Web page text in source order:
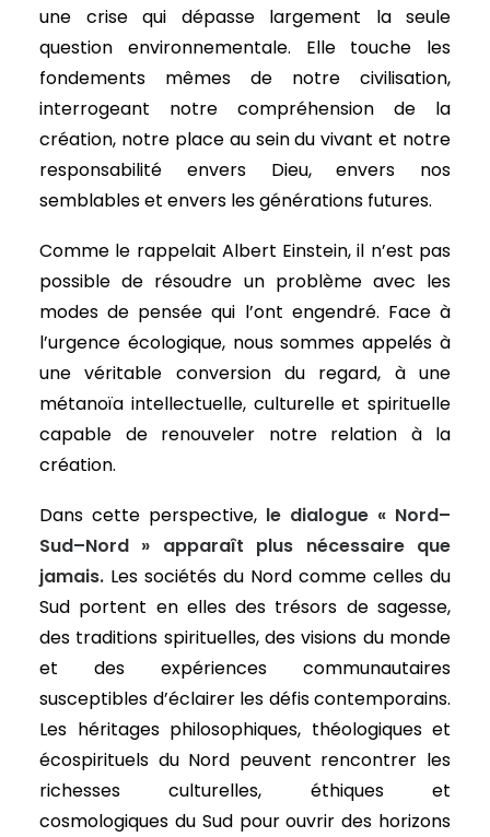
une crise qui dépasse largement la seule
question environnementale. Elle touche les
fondements mêmes de notre civilisation,
interrogeant notre compréhension de la
création, notre place au sein du vivant et notre
responsabilité envers Dieu, envers nos
semblables et envers les générations futures.
Comme le rappelait Albert Einstein, il n’est pas
possible de résoudre un problème avec les
modes de pensée qui l’ont engendré. Face à
l’urgence écologique, nous sommes appelés à
une véritable conversion du regard, à une
métanoïa intellectuelle, culturelle et spirituelle
capable de renouveler notre relation à la
création.
Dans cette perspective, le dialogue « Nord–
Sud–Nord » apparaît plus nécessaire que
jamais. Les sociétés du Nord comme celles du
Sud portent en elles des trésors de sagesse,
des traditions spirituelles, des visions du monde
et des expériences communautaires
susceptibles d’éclairer les défis contemporains.
Les héritages philosophiques, théologiques et
écospirituels du Nord peuvent rencontrer les
richesses culturelles, éthiques et
cosmologiques du Sud pour ouvrir des horizons